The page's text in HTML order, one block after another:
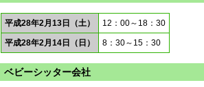
平成28年2月13日（土） 12：00～18：30
平成28年2月14日（日） 8：30～15：30
ベビーシッター会社